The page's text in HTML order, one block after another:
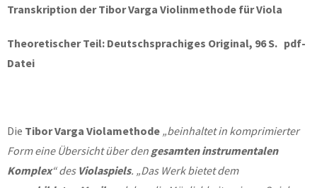
Transkription der Tibor Varga Violinmethode für Viola
Theoretischer Teil: Deutschsprachiges Original, 96 S. pdf-
Datei
Die Tibor Varga Violamethode „beinhaltet in komprimierter
Form eine Übersicht über den gesamten instrumentalen
Komplex“des Violaspiels. „Das Werk bietet dem